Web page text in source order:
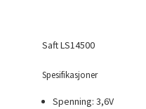
Saft LS14500
Spesifikasjoner
Spenning: 3,6V